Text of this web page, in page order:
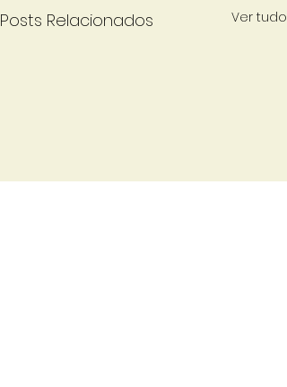
Posts Relacionados Ver tudo